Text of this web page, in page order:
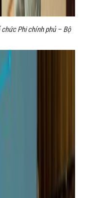
chức Phi chính phủ – Bộ